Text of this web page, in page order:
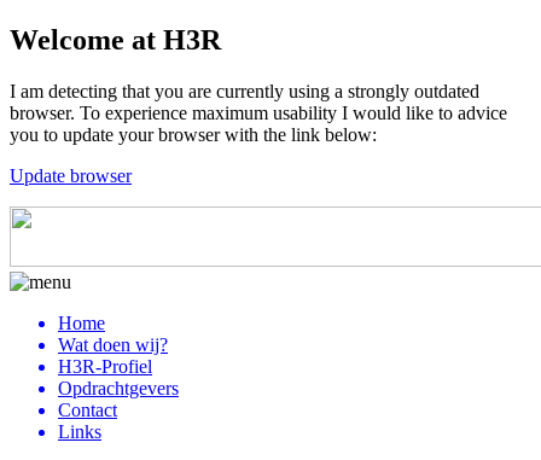
Welcome at H3R
I am detecting that you are currently using a strongly outdated
browser. To experience maximum usability I would like to advice
you to update your browser with the link below:
Update browser
Home
Wat doen wij?
H3R-Profiel
Opdrachtgevers
Contact
Links